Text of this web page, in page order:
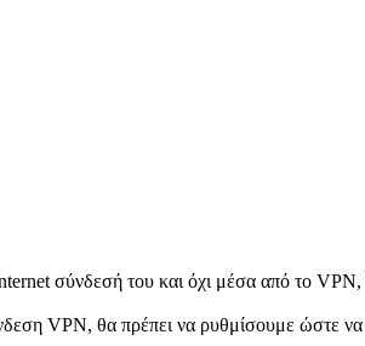
σύνδεσή του και όχι μέσα από το VPN,
VPN, θα πρέπει να ρυθμίσουμε ώστε να